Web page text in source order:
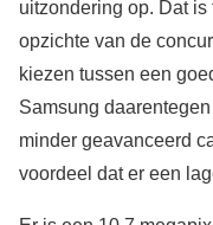
uitzondering op. Dat
opzichte van de
kiezen tussen een
Samsung
minder geavanceerd
voordeel dat er een